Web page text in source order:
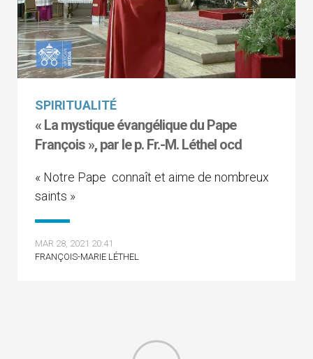
SPIRITUALITÉ
« La mystique évangélique du Pape
François », par le p. Fr.-M. Léthel ocd
« Notre Pape connaît et aime de nombreux
saints »
MAR 28, 2021 20:41
FRANÇOIS-MARIE LÉTHEL